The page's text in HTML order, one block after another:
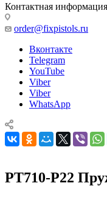
Контактная информация
order@fixpistols.ru
Вконтакте
Telegram
YouTube
Viber
Viber
WhatsApp
PT710-P22